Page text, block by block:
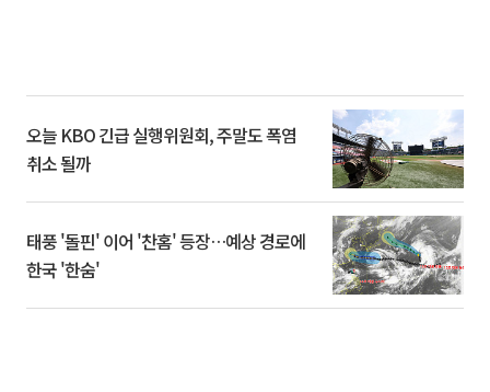
오늘 KBO 긴급 실행위원회, 주말도 폭염
취소 될까
태풍 '돌핀' 이어 '찬홈' 등장…예상 경로에
한국 '한숨'